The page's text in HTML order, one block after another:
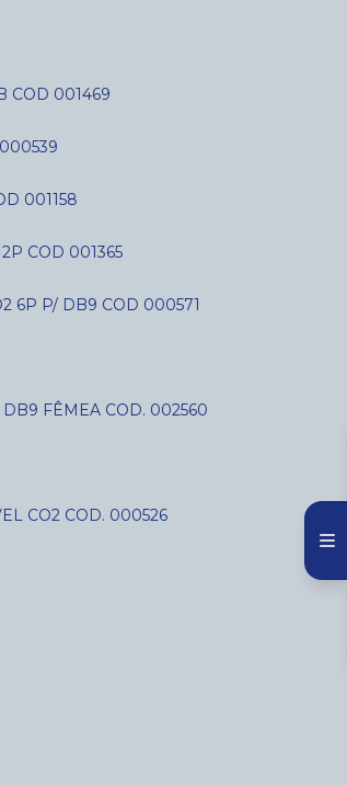
COD 001469
001158
COD 001365
6P P/ DB9 COD 000571
DB9 FÊMEA COD. 002560
CO2 COD. 000526